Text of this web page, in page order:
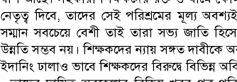
নেতৃত্ব দিবে, তাদের সেই পরিশ্রমের মূল্য
সম্মান সবচেয়ে বেশী তাই তারা সভ্য জাতি
উন্নতি সম্ভব নয়। শিক্ষকদের ন্যায় সঙ্গত
ইদানিং ঢালাও ভাবে শিক্ষকদের বিরুদ্বে বিভিন্ন